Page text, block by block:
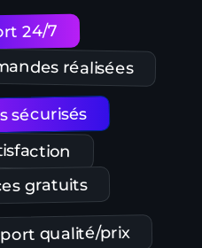
réalisées
24/7
sécurisés
gratuits
qualité/prix